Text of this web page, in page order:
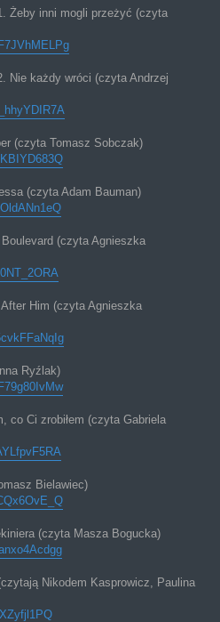
Żeby inni mogli przeżyć (czyta
Nie każdy wróci (czyta Andrzej
(czyta Tomasz Sobczak)
(czyta Adam Bauman)
(czyta Agnieszka
Him (czyta Agnieszka
Ryźlak)
co Ci zrobiłem (czyta Gabriela
Bielawiec)
(czyta Masza Bogucka)
Nikodem Kasprowicz, Paulina